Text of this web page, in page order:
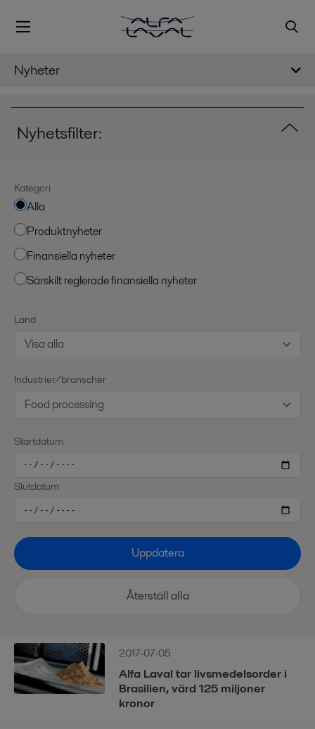
Nyheter
2017-07-05
Alfa Laval tar livsmedelsorder i
Brasilien, värd 125 miljoner
kronor
Nyhetsfilter:
Kategori
Alla
Produktnyheter
Finansiella nyheter
Särskilt reglerade finansiella nyheter
Land
Visa alla
Industrier/branscher
Food processing
Startdatum
Slutdatum
Uppdatera
Återställ alla